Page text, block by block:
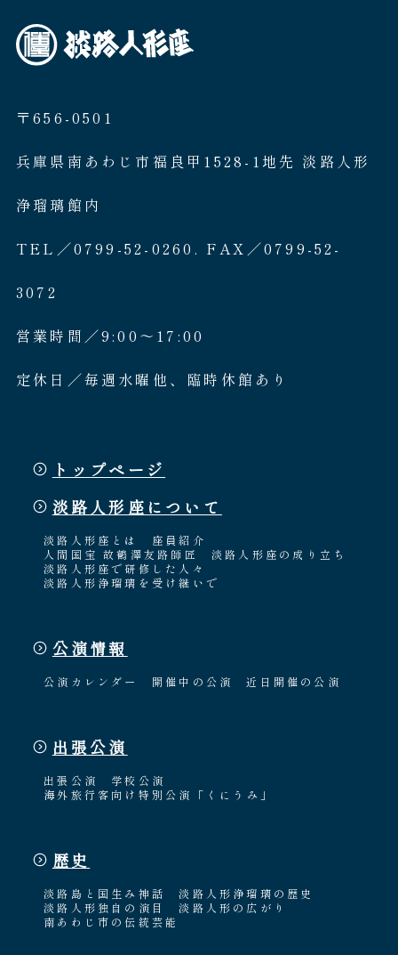
〒656-0501
兵庫県南あわじ市福良甲1528-1地先 淡路人形
浄瑠璃館内
TEL／0799-52-0260. FAX／0799-52-
3072
営業時間／9:00〜17:00
定休日／毎週水曜他、臨時休館あり
トップページ
淡路人形座について
淡路人形座とは
座員紹介
人間国宝 故鶴澤友路師匠
淡路人形座の成り立ち
淡路人形座で研修した人々
淡路人形浄瑠璃を受け継いで
公演情報
公演カレンダー 開催中の公演 近日開催の公演
出張公演
出張公演
学校公演
海外旅行客向け特別公演「くにうみ」
歴史
淡路島と国生み神話
淡路人形浄瑠璃の歴史
淡路人形独自の演目
淡路人形の広がり
南あわじ市の伝統芸能